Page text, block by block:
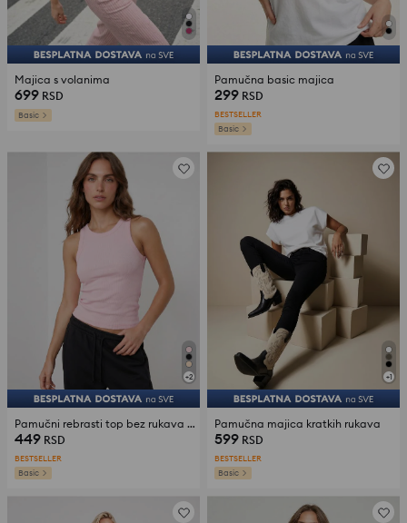
Majica s volanima
699 RSD
Basic
Pamučna basic majica
299 RSD
BESTSELLER
Basic
+2
Pamučni rebrasti top bez rukava sa okruglim izrezom
449 RSD
BESTSELLER
Basic
+1
Pamučna majica kratkih rukava
599 RSD
BESTSELLER
Basic